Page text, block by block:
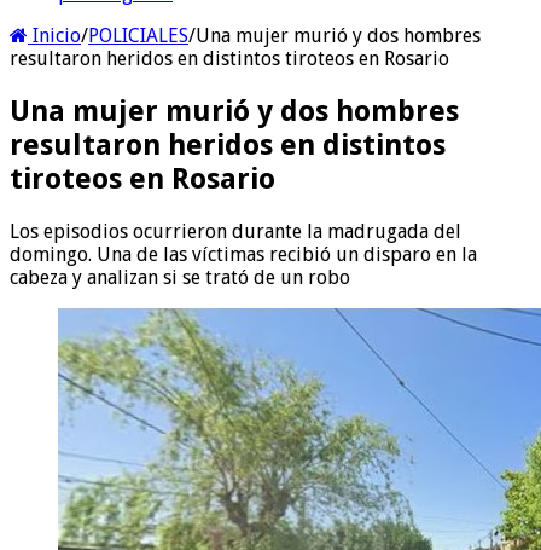
Inicio/POLICIALES/Una mujer murió y dos hombres
resultaron heridos en distintos tiroteos en Rosario
Una mujer murió y dos hombres
resultaron heridos en distintos
tiroteos en Rosario
Los episodios ocurrieron durante la madrugada del
domingo. Una de las víctimas recibió un disparo en la
cabeza y analizan si se trató de un robo